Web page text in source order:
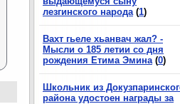
лезгинского народа (1)
Вахт гьеле хьанвач жал? -
Мысли о 185 летии со дня
рождения Етима Эмина (0)
Школьник из
района удостоен награды за